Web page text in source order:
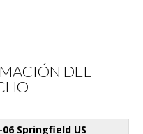
DEL
06 Springfield US